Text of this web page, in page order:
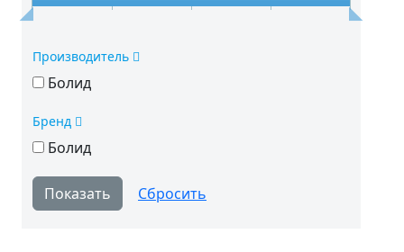
Производитель
Болид
Бренд
Болид